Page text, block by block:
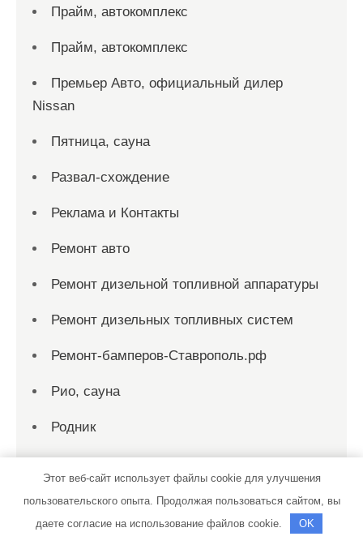
Прайм, автокомплекс
Прайм, автокомплекс
Премьер Авто, официальный дилер
Nissan
Пятница, сауна
Развал-схождение
Реклама и Контакты
Ремонт авто
Ремонт дизельной топливной аппаратуры
Ремонт дизельных топливных систем
Ремонт-бамперов-Ставрополь.рф
Рио, сауна
Родник
Родник, сауна
Русская баня на дровах
Русская баня, Русская баня
Этот веб-сайт использует файлы cookie для улучшения
пользовательского опыта. Продолжая пользоваться сайтом, вы
даете согласие на использование файлов cookie.
OK